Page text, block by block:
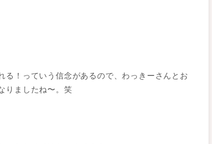
る！っていう信念があるので、わっきーさんとお
りましたね〜。笑